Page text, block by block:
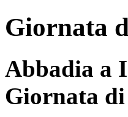
Giornata
Abbadia a
Giornata